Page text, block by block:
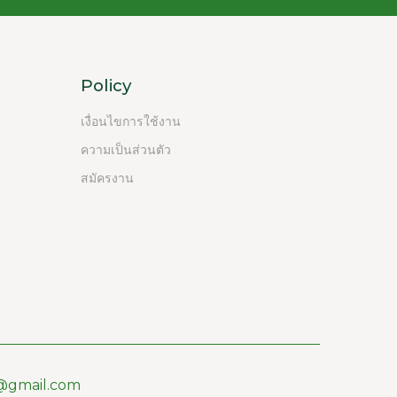
Policy
เงื่อนไขการใช้งาน
ความเป็นส่วนตัว
สมัครงาน